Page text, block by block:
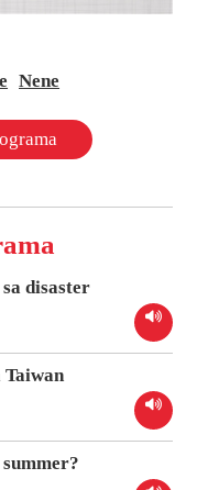
Nene
disaster
Taiwan